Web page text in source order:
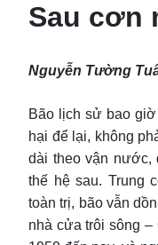
Sau cơn
Nguyễn Tường
Bão lịch sử bao
hại để lại, không
dài theo vận nước,
thế hệ sau. Trung
toàn trị, bão vẫn
nhà cửa trôi sông